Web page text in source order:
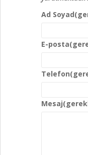
Ad Soyad
E-posta
Telefon
Mesaj